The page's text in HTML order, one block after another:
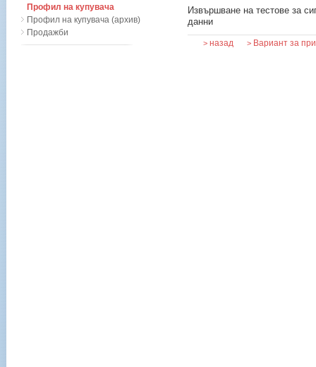
Извършване на тестове за
данни
> назад > Вариант за
Профил на купувача
Профил на купувача (архив)
Продажби